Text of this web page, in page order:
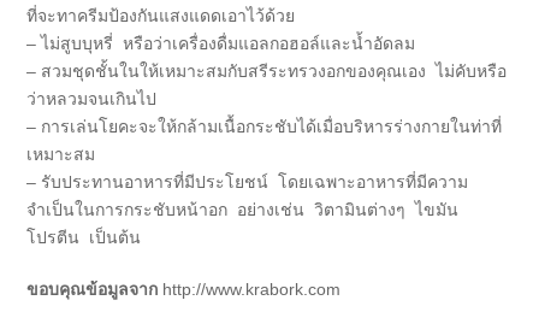
ที่จะทาครีมป้องกันแสงแดดเอาไว้ด้วย
– ไม่สูบบุหรี่ หรือว่าเครื่องดื่มแอลกอฮอล์และน้ำอัดลม
– สวมชุดชั้นในให้เหมาะสมกับสรีระทรวงอกของคุณเอง ไม่คับหรือ
ว่าหลวมจนเกินไป
– การเล่นโยคะจะให้กล้ามเนื้อกระชับได้เมื่อบริหารร่างกายในท่าที่
เหมาะสม
– รับประทานอาหารที่มีประโยชน์ โดยเฉพาะอาหารที่มีความ
จำเป็นในการกระชับหน้าอก อย่างเช่น วิตามินต่างๆ ไขมัน
โปรตีน เป็นต้น
ขอบคุณข้อมูลจาก http://www.krabork.com